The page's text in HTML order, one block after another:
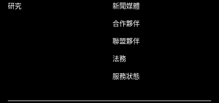
研究 新聞媒體
合作夥伴
聯盟夥伴
法務
服務狀態